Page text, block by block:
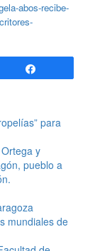
abos-recibe-
para
y
pueblo a
mundiales de